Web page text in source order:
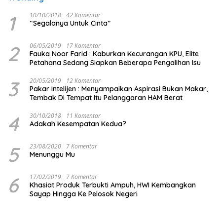
1 10/10/2018 42 Komentar
“Segalanya Untuk Cinta”
2 06/05/2019 17 Komentar
Fauka Noor Farid : Kaburkan Kecurangan KPU, Elite
Petahana Sedang Siapkan Beberapa Pengalihan Isu
3 20/05/2019 12 Komentar
Pakar Intelijen : Menyampaikan Aspirasi Bukan Makar,
Tembak Di Tempat Itu Pelanggaran HAM Berat
4 30/10/2018 11 Komentar
Adakah Kesempatan Kedua?
5 23/08/2020 7 Komentar
Menunggu Mu
6 17/02/2019 7 Komentar
Khasiat Produk Terbukti Ampuh, HWI Kembangkan
Sayap Hingga Ke Pelosok Negeri